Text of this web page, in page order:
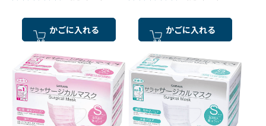
かごに入れる かごに入れる